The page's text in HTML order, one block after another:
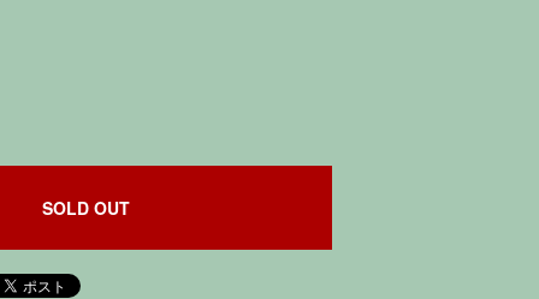
SOLD OUT